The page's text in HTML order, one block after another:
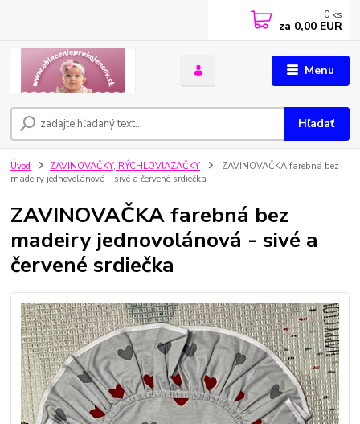
Menu
Hľadať
0 ks
za 0,00 EUR
Úvod ZAVINOVAČKY, RÝCHLOVIAZAČKY
ZAVINOVAČKA farebná bez
madeiry jednovolánová - sivé a červené srdiečka
ZAVINOVAČKA farebná bez
madeiry jednovolánová - sivé a
červené srdiečka